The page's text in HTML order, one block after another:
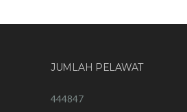
JUMLAH PELAWAT
444847